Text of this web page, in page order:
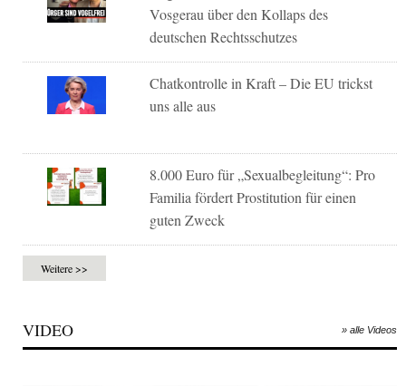
Vosgerau über den Kollaps des
deutschen Rechtsschutzes
Chatkontrolle in Kraft – Die EU trickst
uns alle aus
8.000 Euro für „Sexualbegleitung“: Pro
Familia fördert Prostitution für einen
guten Zweck
Weitere >>
VIDEO » alle Videos